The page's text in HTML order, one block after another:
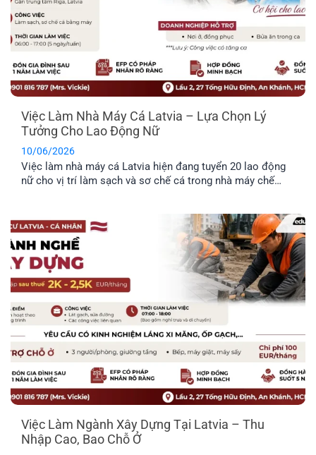
Việc Làm Nhà Máy Cá Latvia – Lựa Chọn Lý
Tưởng Cho Lao Động Nữ
10/06/2026
Việc làm nhà máy cá Latvia hiện đang tuyển 20 lao động
nữ cho vị trí làm sạch và sơ chế cá trong nhà máy chế
chỗ ở. Đây là công việc rất [...]
Việc Làm Ngành Xây Dựng Tại Latvia – Thu
Nhập Cao, Bao Chỗ Ở